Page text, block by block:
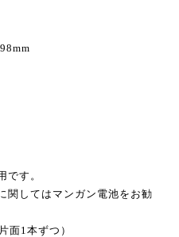
す。
してはマンガン電池をお勧
面1本ずつ）